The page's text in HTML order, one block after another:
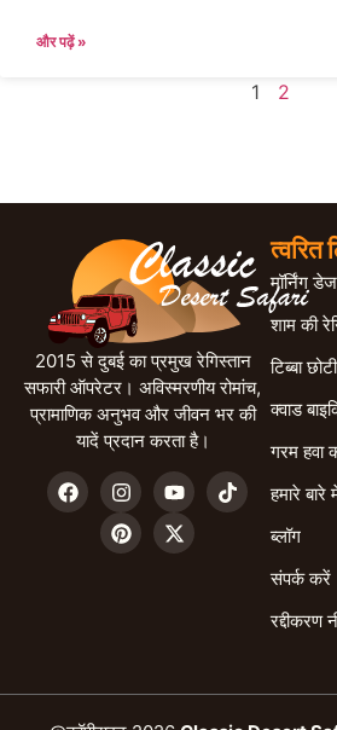
और पढ़ें »
1 2
2015 से दुबई का प्रमुख रेगिस्तान
सफारी ऑपरेटर। अविस्मरणीय रोमांच,
प्रामाणिक अनुभव और जीवन भर की
यादें प्रदान करता है।
त्वरित
मॉर्निंग
शाम की
टिब्बा
क्वाड
गरम हवा
हमारे बारे
ब्लॉग
संपर्क करें
रद्दीकरण